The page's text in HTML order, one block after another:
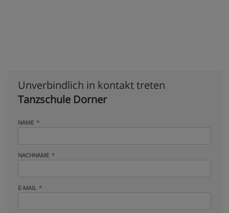
Unverbindlich in kontakt treten
Tanzschule Dorner
NAME
NACHNAME
E-MAIL